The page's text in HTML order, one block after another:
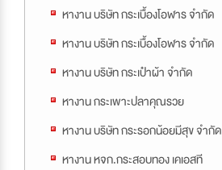
หางาน บริษัท กระเบื้องโอฬาร จำกัด
หางาน บริษัท กระเบื้องโอฬาร จำกัด
หางาน บริษัท กระเป๋าผ้า จำกัด
หางาน กระเพาะปลาคุณรวย
หางาน บริษัท กระรอกน้อยมีสุข จำกัด
หางาน หจก.กระสอบทอง เคเอสที